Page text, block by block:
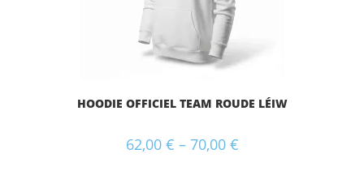
HOODIE OFFICIEL TEAM ROUDE LÉIW
62,00 € – 70,00 €